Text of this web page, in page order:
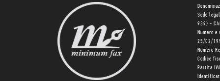
Sede
939) -
Numero
25/02/
Numero
Codice
Partita